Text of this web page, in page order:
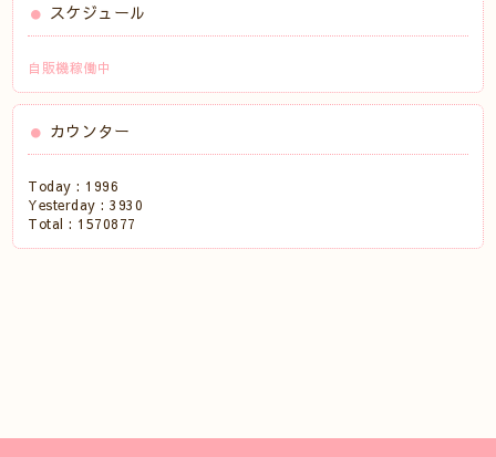
スケジュール
自販機稼働中
カウンター
Today : 1996
Yesterday :3930
Total : 1570877